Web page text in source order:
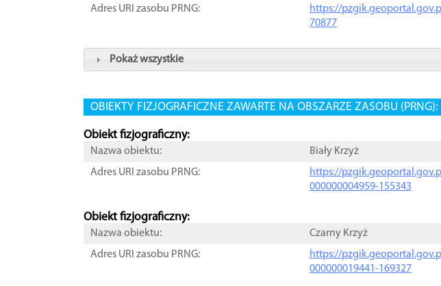
Adres URI zasobu PRNG:
https://
70877
Pokaż wszystkie
OBIEKTY FIZJOGRAFICZNE ZAWARTE NA OBSZARZE ZASOBU (PRNG):
Obiekt fizjograficzny:
Nazwa obiektu:
Biały Krzyż
Adres URI zasobu PRNG:
https://
000000004959-155343
Obiekt fizjograficzny:
Nazwa obiektu:
Czarny Krzyż
Adres URI zasobu PRNG:
https://
000000019441-169327